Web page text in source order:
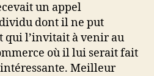
un appel
dont il ne put
qui l’invitait à venir au
où il lui serait fait
Meilleur